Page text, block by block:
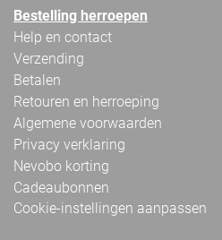
Bestelling herroepen
Help en contact
Verzending
Betalen
Retouren en herroeping
Algemene voorwaarden
Privacy verklaring
Nevobo korting
Cadeaubonnen
Cookie-instellingen aanpassen